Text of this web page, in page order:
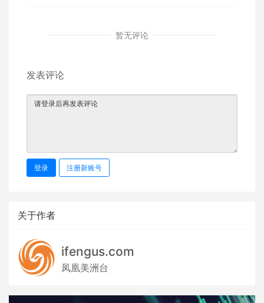
暂无评论
发表评论
登录 注册新账号
关于作者
ifengus.com
凤凰美洲台